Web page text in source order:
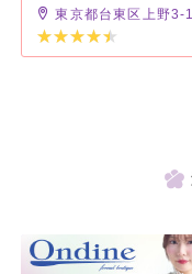
東京都台東区上野3-